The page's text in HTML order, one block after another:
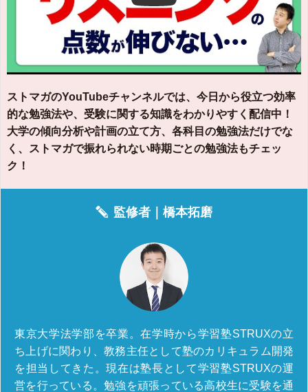
ストマガのYouTubeチャンネルでは、今日から役立つ効率
的な勉強法や、受験に関する知識をわかりやすく配信中！
大学の傾向分析や計画の立て方、各科目の勉強法だけでな
く、ストマガで振れられない時期ごとの勉強法もチェッ
ク！
監修者｜橋本拓磨
東京大学法学部を卒業。在学時から学習塾STRUXの立
ち上げに関わり、教務主任として塾のカリキュラム開発
を担当してきた。現在は塾長として学習塾STRUXの運
営を行っている。勉強を頑張っている高校生に受験を通